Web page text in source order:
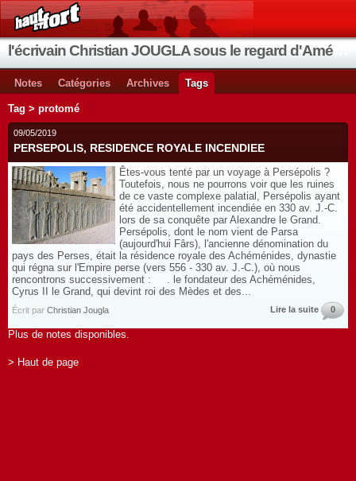
Notes Catégories Archives Tags
Tag > protomé
09/05/2019
PERSEPOLIS, RESIDENCE ROYALE INCENDIEE
Êtes-vous tenté par un voyage à Persépolis ?
Toutefois, nous ne pourrons voir que les ruines
de ce vaste complexe palatial, Persépolis ayant
été accidentellement incendiée en 330 av. J.-C.
lors de sa conquête par Alexandre le Grand.
Persépolis, dont le nom vient de Parsa
(aujourd'hui Fârs), l'ancienne dénomination du
pays des Perses, était la résidence royale des Achéménides, dynastie
qui régna sur l'Empire perse (vers 556 - 330 av. J.-C.), où nous
rencontrons successivement : . le fondateur des Achéménides,
Cyrus II le Grand, qui devint roi des Mèdes et des...
Écrit par Christian Jougla Lire la suite 0
Plus de notes disponibles.
> Haut de page